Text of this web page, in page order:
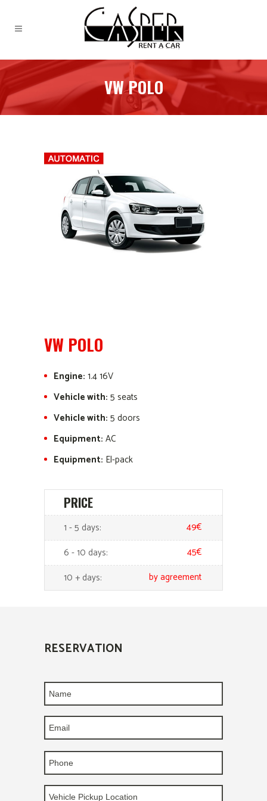
VW POLO
VW POLO
Engine: 1.4 16V
Vehicle with: 5 seats
Vehicle with: 5 doors
Equipment: AC
Equipment: El-pack
PRICE
1 - 5 days:
49€
6 - 10 days:
45€
10 + days:
by agreement
RESERVATION